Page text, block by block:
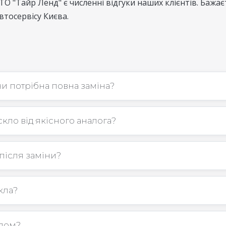
"Тайр Ленд" є численні відгуки наших клієнтів.
Києва.
потрібна повна заміна?
від якісного аналога?
заміни?